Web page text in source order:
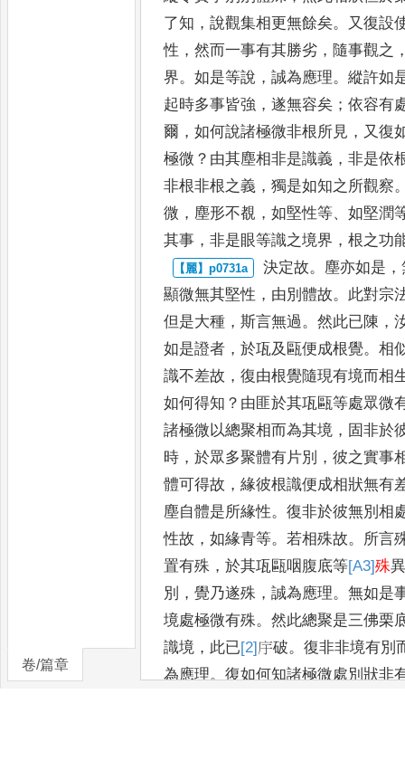
卷/篇章
了知 ，說觀集相更無餘矣。
又復設
性 ，然而一事有其勝劣 ， 隨事觀之
界。如是等說 ，誠為應理。縱許如
起時多事皆強 ，遂無容矣 ；依容有
爾 ，如何說諸極微非根所見 ， 又復
極微 ？ 由其塵相非是識義 ，非是依
非根非根之義 ，獨是如知之所觀察
微 ， 塵形不覩 ，如堅性等、如堅潤
其事 ，非是眼等識之境界 ，根之功
決定故。 塵亦如是 ，
顯微無其堅性 ， 由別體故。 此對宗
但是大種 ，斯言無過。然此已陳 ，
如是證者 ，於瓨及甌便成根覺。相
識不差故 ，復由根覺隨現有境而相
如何得知 ？ 由匪於其瓨甌等處眾微
諸極微以總聚相而為其境 ， 固非於
時 ，於眾多聚體有片別 ，彼之實事
體可得故 ，緣彼根識便成相狀無有
塵自體是所緣性。復非於彼無別相
性故 ，如緣青等。若相殊故。 所言
置有殊 ，於其瓨甌咽腹底等[A3]殊
別 ，覺乃遂殊 ，誠為應理。無如是
境處極微有殊。然此總聚是三佛栗
識境 ， 此已[2]㡰破。復非非境有別
為應理。復如何知諸極微處別狀非